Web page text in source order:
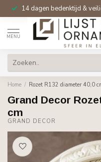
14 dagen bedenktijd &
MENU
Home / Rozet R132 diameter 40,0
Grand Decor
cm
GRAND DECOR